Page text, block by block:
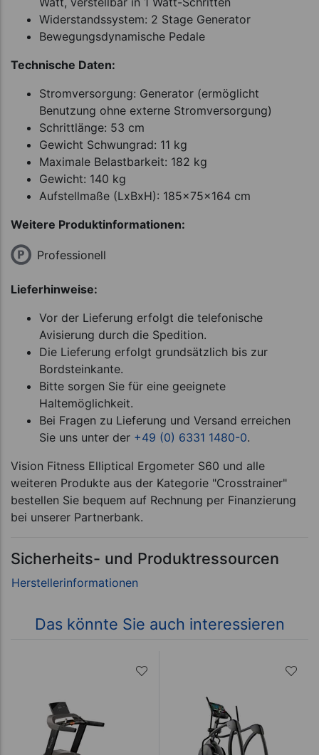
Widerstandssystem: 2 Stage Generator
Bewegungsdynamische Pedale
Technische Daten:
Stromversorgung: Generator (ermöglicht
Benutzung ohne externe Stromversorgung)
Schrittlänge: 53 cm
Gewicht Schwungrad: 11 kg
Maximale Belastbarkeit: 182 kg
Gewicht: 140 kg
Aufstellmaße (LxBxH): 185x75x164 cm
Weitere Produktinformationen:
Professionell
Lieferhinweise:
Vor der Lieferung erfolgt die telefonische
Avisierung durch die Spedition.
Die Lieferung erfolgt grundsätzlich bis zur
Bordsteinkante.
Bitte sorgen Sie für eine geeignete
Haltemöglichkeit.
Bei Fragen zu Lieferung und Versand erreichen
Sie uns unter der +49 (0) 6331 1480-0.
Vision Fitness Elliptical Ergometer S60 und alle
weiteren Produkte aus der Kategorie "Crosstrainer"
bestellen Sie bequem auf Rechnung per Finanzierung
bei unserer Partnerbank.
Sicherheits- und Produktressourcen
Das könnte Sie auch interessieren